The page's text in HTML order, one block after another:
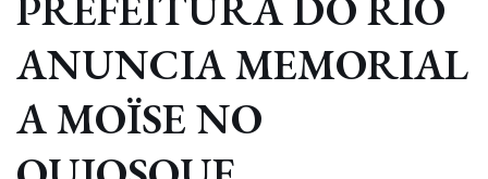
ANUNCIA MEMORIAL
A MOÏSE NO